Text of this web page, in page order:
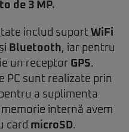
de 3 MP.
includ suport WiFi
şi Bluetooth, iar pentru
un receptor GPS.
PC sunt realizate prin
a suplimenta
internă avem
card microSD.